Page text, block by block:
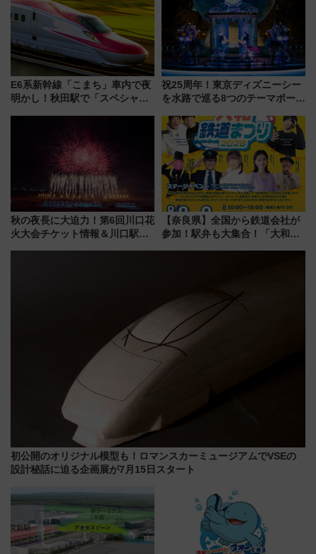
で解説！ （札幌市）
E6系新幹線「こまち」車内で夜
明かし！秋田駅で「スペシャル
祝25周年！東京ディズニーシー
を水路で巡る8つのテーマポート
秋の夜長に大迫力！第6回川口花
火大会チケット情報＆川口駅か
【奈良県】全国から鉄道会社が
参加！駅弁も大集合！「大和鉄
初公開のオリジナル模型も！ロマンスカーミュージアムでVSEの
設計秘話に迫る企画展が7月15日スタート